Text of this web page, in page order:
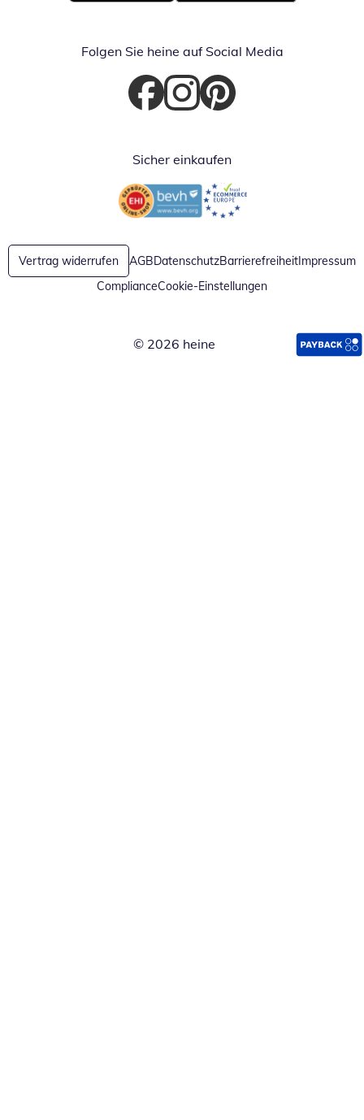
Folgen Sie heine auf Social Media
Öffnet in neuem Fenster
Öffnet in neuem Fenster
Öffnet in neuem Fenster
Sicher einkaufen
Öffnet in neuem FensterÖffnet in neuem Fenster
Vertrag widerrufen AGBDatenschutzBarrierefreiheitImpressum
ComplianceCookie-Einstellungen
© 2026 heine